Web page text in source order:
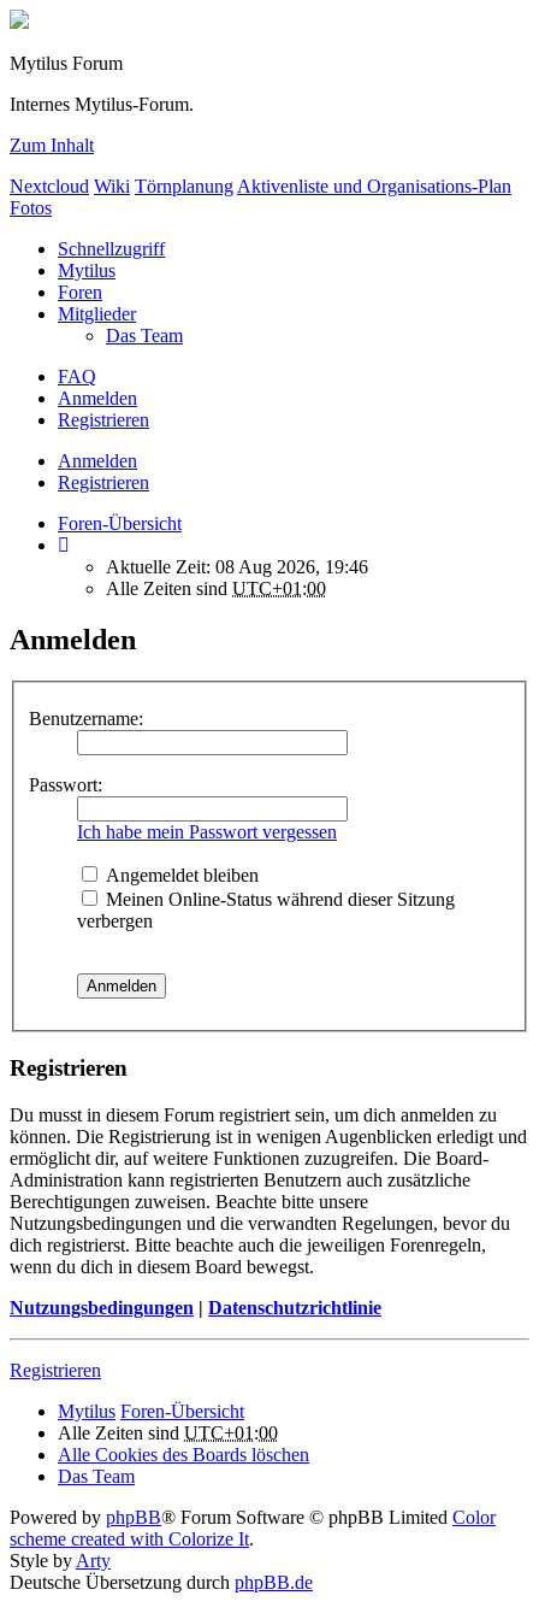
Mytilus Forum
Internes Mytilus-Forum.
Zum Inhalt
Nextcloud Wiki Törnplanung Aktivenliste und Organisations-Plan
Fotos
Schnellzugriff
Mytilus
Foren
Mitglieder
Das Team
FAQ
Anmelden
Registrieren
Anmelden
Registrieren
Foren-Übersicht
Aktuelle Zeit: 08 Aug 2026, 19:46
Alle Zeiten sind UTC+01:00
Anmelden
Benutzername:
Passwort:
Ich habe mein Passwort vergessen
Angemeldet bleiben
Meinen Online-Status während dieser Sitzung
verbergen
Registrieren
Du musst in diesem Forum registriert sein, um dich anmelden zu
können. Die Registrierung ist in wenigen Augenblicken erledigt und
ermöglicht dir, auf weitere Funktionen zuzugreifen. Die Board-
Administration kann registrierten Benutzern auch zusätzliche
Berechtigungen zuweisen. Beachte bitte unsere
Nutzungsbedingungen und die verwandten Regelungen, bevor du
dich registrierst. Bitte beachte auch die jeweiligen Forenregeln,
wenn du dich in diesem Board bewegst.
Nutzungsbedingungen | Datenschutzrichtlinie
Registrieren
Mytilus Foren-Übersicht
Alle Zeiten sind UTC+01:00
Alle Cookies des Boards löschen
Das Team
Powered by phpBB® Forum Software © phpBB Limited Color
scheme created with Colorize It.
Style by Arty
Deutsche Übersetzung durch phpBB.de